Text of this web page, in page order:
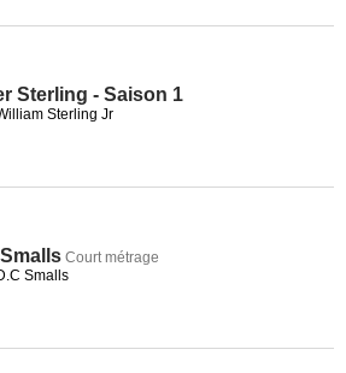
Sterling - Saison 1
Sterling Jr
Court métrage
Smalls